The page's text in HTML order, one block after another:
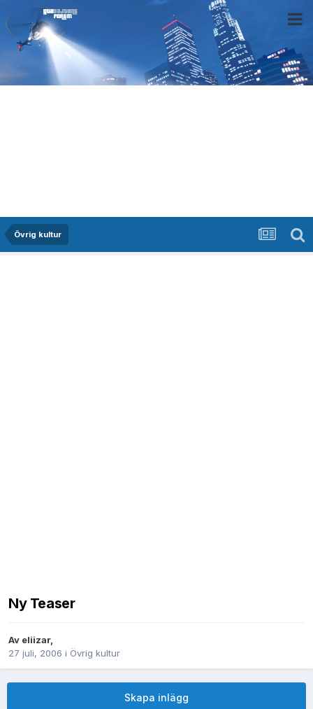
Övrig kultur
Ny Teaser
Av eliizar,
27 juli, 2006 i Övrig kultur
Skapa inlägg